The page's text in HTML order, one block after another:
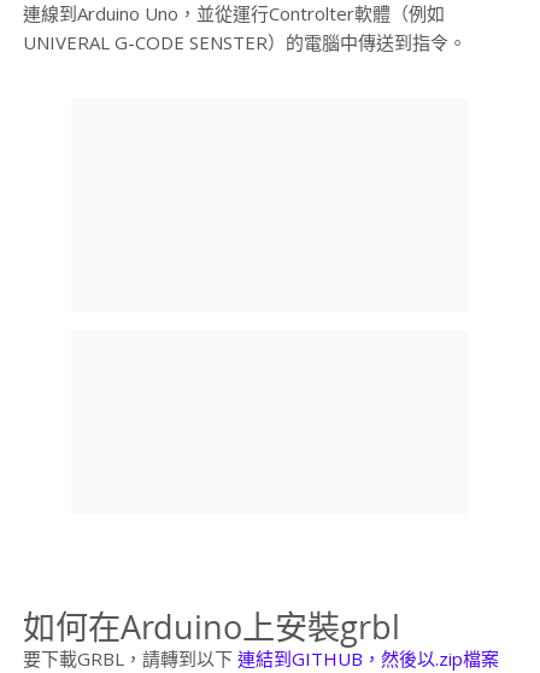
連線到Arduino Uno，並從運行Controlter軟體（例如
UNIVERAL G-CODE SENSTER）的電腦中傳送到指令。
如何在Arduino上安裝grbl
要下載GRBL，請轉到以下連結到GITHUB，然後以.zip檔案